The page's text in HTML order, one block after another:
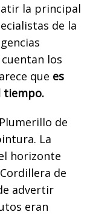
la principal
de la
los
que es
tiempo.
de
La
horizonte
de
advertir
eran